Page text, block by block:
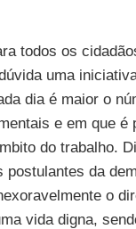
todos os
uma
dia é maior o
e em que
do trabalho.
da
o
vida digna,